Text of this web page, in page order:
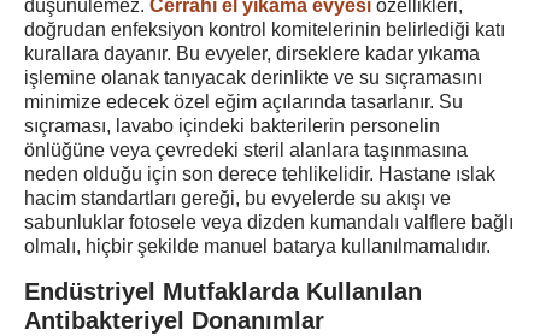
düşünülemez. Cerrahi el yıkama evyesi özellikleri,
doğrudan enfeksiyon kontrol komitelerinin belirlediği katı
kurallara dayanır. Bu evyeler, dirseklere kadar yıkama
işlemine olanak tanıyacak derinlikte ve su sıçramasını
minimize edecek özel eğim açılarında tasarlanır. Su
sıçraması, lavabo içindeki bakterilerin personelin
önlüğüne veya çevredeki steril alanlara taşınmasına
neden olduğu için son derece tehlikelidir. Hastane ıslak
hacim standartları gereği, bu evyelerde su akışı ve
sabunluklar fotosele veya dizden kumandalı valflere bağlı
olmalı, hiçbir şekilde manuel batarya kullanılmamalıdır.
Endüstriyel Mutfaklarda Kullanılan
Antibakteriyel Donanımlar